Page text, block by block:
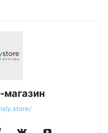
магазин